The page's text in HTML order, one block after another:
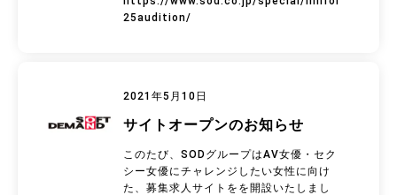
25audition/
2021年5月10日
サイトオープンのお知らせ
このたび、SODグループはAV女優・セク
シー女優にチャレンジしたい女性に向け
た、募集求人サイトをを開設いたしまし